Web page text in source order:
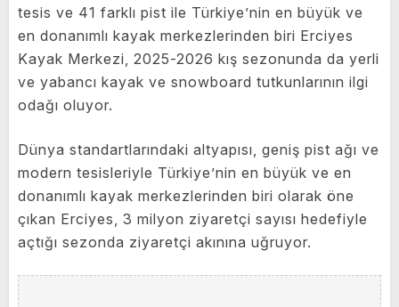
tesis ve 41 farklı pist ile Türkiye’nin en büyük ve
en donanımlı kayak merkezlerinden biri Erciyes
Kayak Merkezi, 2025-2026 kış sezonunda da yerli
ve yabancı kayak ve snowboard tutkunlarının ilgi
odağı oluyor.
Dünya standartlarındaki altyapısı, geniş pist ağı ve
modern tesisleriyle Türkiye’nin en büyük ve en
donanımlı kayak merkezlerinden biri olarak öne
çıkan Erciyes, 3 milyon ziyaretçi sayısı hedefiyle
açtığı sezonda ziyaretçi akınına uğruyor.